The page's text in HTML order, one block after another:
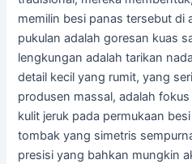
memilin besi panas tersebut di
pukulan adalah goresan kuas
lengkungan adalah tarikan
detail kecil yang rumit, yang
produsen massal, adalah
kulit jeruk pada permukaan
tombak yang simetris
presisi yang bahkan mungkin